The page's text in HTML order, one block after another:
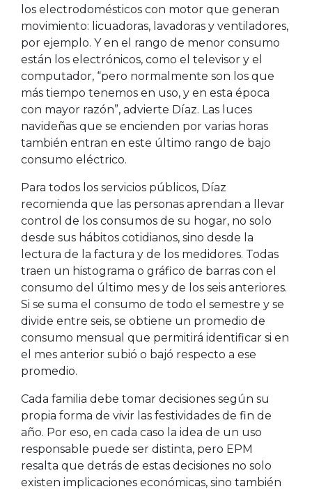
los electrodomésticos con motor que generan
movimiento: licuadoras, lavadoras y ventiladores,
por ejemplo. Y en el rango de menor consumo
están los electrónicos, como el televisor y el
computador, “pero normalmente son los que
más tiempo tenemos en uso, y en esta época
con mayor razón”, advierte Díaz. Las luces
navideñas que se encienden por varias horas
también entran en este último rango de bajo
consumo eléctrico.
Para todos los servicios públicos, Díaz
recomienda que las personas aprendan a llevar
control de los consumos de su hogar, no solo
desde sus hábitos cotidianos, sino desde la
lectura de la factura y de los medidores. Todas
traen un histograma o gráfico de barras con el
consumo del último mes y de los seis anteriores.
Si se suma el consumo de todo el semestre y se
divide entre seis, se obtiene un promedio de
consumo mensual que permitirá identificar si en
el mes anterior subió o bajó respecto a ese
promedio.
Cada familia debe tomar decisiones según su
propia forma de vivir las festividades de fin de
año. Por eso, en cada caso la idea de un uso
responsable puede ser distinta, pero EPM
resalta que detrás de estas decisiones no solo
existen implicaciones económicas, sino también